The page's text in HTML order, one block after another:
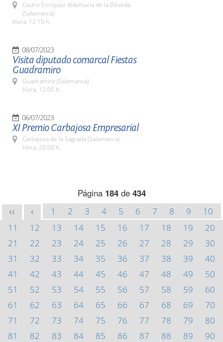
Castro Enriquez Aldehuela de la Bóveda
(Salamanca)
Hora: 12:15 h.
08/07/2023
Visita diputado comarcal Fiestas
Guadramiro
Guadramiro (Salamanca)
Hora: 12:00 h.
06/07/2023
XI Premio Carbajosa Empresarial
Carbajosa de la Sagrada (Salamanca)
Hora: 20:00 h.
Página 184de 434
<< < 1 2 3 4 5 6 7 8 9
10
11
12 13 14 15 16 17 18 19
20
21
22 23 24 25 26 27 28 29
30
31
32 33 34 35 36 37 38 39
40
41
42 43 44 45 46 47 48 49
50
51
52 53 54 55 56 57 58 59
60
61
62 63 64 65 66 67 68 69
70
71
72 73 74 75 76 77 78 79
80
81
82 83 84 85 86 87 88 89
90